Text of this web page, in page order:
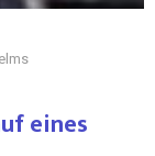
eines